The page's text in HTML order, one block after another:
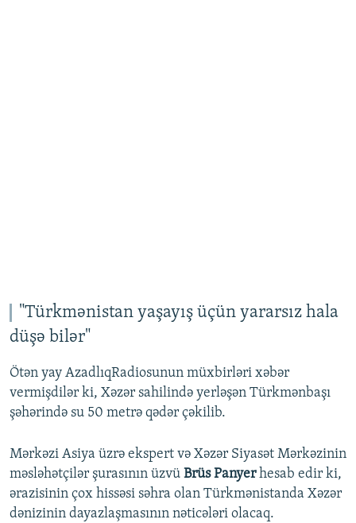
"Türkmənistan yaşayış üçün yararsız hala
düşə bilər"
Ötən yay AzadlıqRadiosunun müxbirləri xəbər
vermişdilər ki, Xəzər sahilində yerləşən Türkmənbaşı
şəhərində su 50 metrə qədər çəkilib.
Mərkəzi Asiya üzrə ekspert və Xəzər Siyasət Mərkəzinin
məsləhətçilər şurasının üzvü Brüs Panyerhesab edir ki,
ərazisinin çox hissəsi səhra olan Türkmənistanda Xəzər
dənizinin dayazlaşmasının nəticələri olacaq.